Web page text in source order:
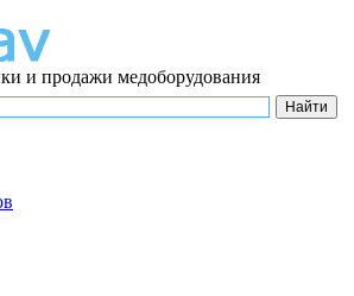
и продажи медоборудования